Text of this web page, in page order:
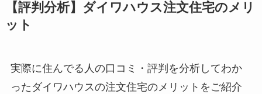
【評判分析】ダイワハウス注文住宅のメリ
ット
実際に住んでる人の口コミ・評判を分析してわか
ったダイワハウスの注文住宅のメリットをご紹介